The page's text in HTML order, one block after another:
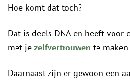
Hoe komt dat toch?
Dat is deels DNA en heeft voor
met je zelfvertrouwen te maken.
Daarnaast zijn er gewoon een